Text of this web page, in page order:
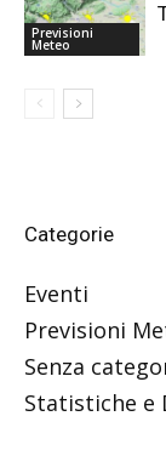
Previsioni
Meteo
Categorie
Eventi
Previsioni
Senza
Statistiche e